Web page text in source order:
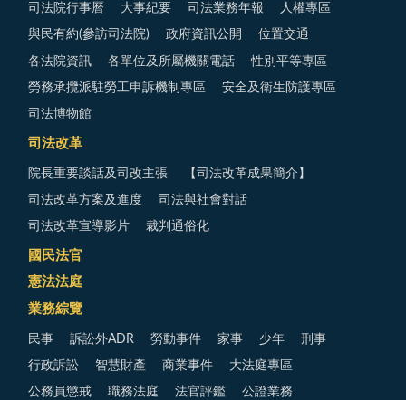
司法院行事曆 大事紀要 司法業務年報 人權專區
與民有約(參訪司法院) 政府資訊公開 位置交通
各法院資訊 各單位及所屬機關電話 性別平等專區
勞務承攬派駐勞工申訴機制專區 安全及衛生防護專區
司法博物館
司法改革
院長重要談話及司改主張 【司法改革成果簡介】
司法改革方案及進度 司法與社會對話
司法改革宣導影片 裁判通俗化
國民法官
憲法法庭
業務綜覽
民事 訴訟外ADR 勞動事件 家事 少年 刑事
行政訴訟 智慧財產 商業事件 大法庭專區
公務員懲戒 職務法庭 法官評鑑 公證業務